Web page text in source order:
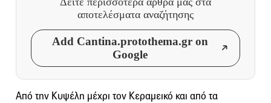
αποτελέσματα αναζήτησης
Add Cantina.protothema.gr on
Google
Από την Κυψέλη μέχρι τον Κεραμεικό και από τα